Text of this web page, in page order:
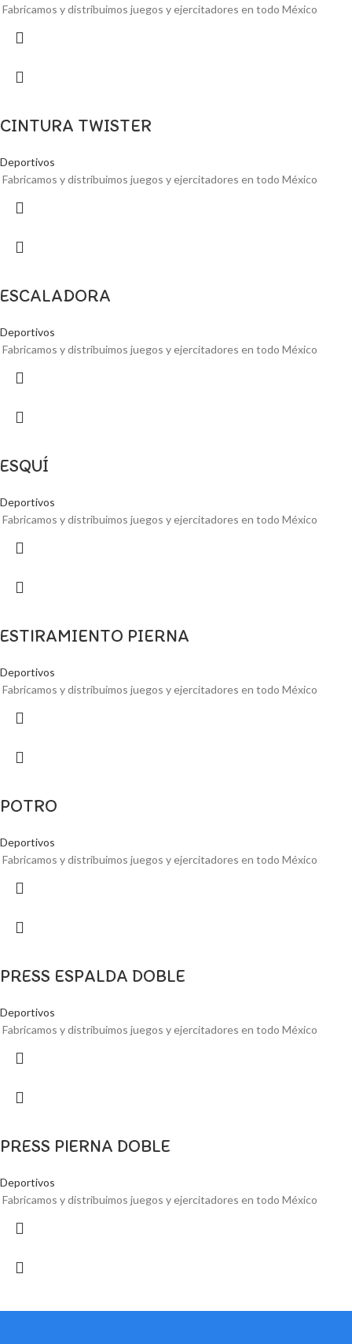
Fabricamos y distribuimos juegos y ejercitadores en todo México
CINTURA TWISTER
Deportivos
Fabricamos y distribuimos juegos y ejercitadores en todo México
ESCALADORA
Deportivos
Fabricamos y distribuimos juegos y ejercitadores en todo México
ESQUÍ
Deportivos
Fabricamos y distribuimos juegos y ejercitadores en todo México
ESTIRAMIENTO PIERNA
Deportivos
Fabricamos y distribuimos juegos y ejercitadores en todo México
POTRO
Deportivos
Fabricamos y distribuimos juegos y ejercitadores en todo México
PRESS ESPALDA DOBLE
Deportivos
Fabricamos y distribuimos juegos y ejercitadores en todo México
PRESS PIERNA DOBLE
Deportivos
Fabricamos y distribuimos juegos y ejercitadores en todo México